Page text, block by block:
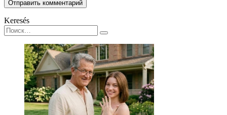
Keresés
Search
for: